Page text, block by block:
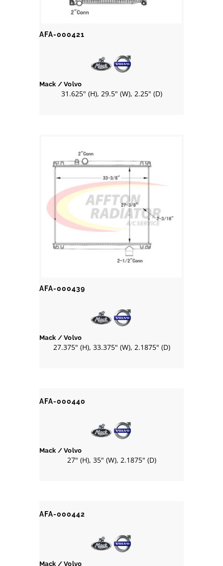
AFA-000421
Mack / Volvo
31.625" (H), 29.5" (W), 2.25" (D)
AFA-000439
Mack / Volvo
27.375" (H), 33.375" (W), 2.1875" (D)
AFA-000440
Mack / Volvo
27" (H), 35" (W), 2.1875" (D)
AFA-000442
Mack / Volvo